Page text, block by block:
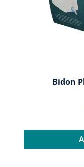
Bidon